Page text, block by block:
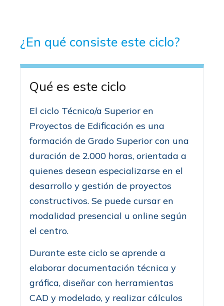
¿En qué consiste este ciclo?
Qué es este ciclo
El ciclo Técnico/a Superior en
Proyectos de Edificación es una
formación de Grado Superior con una
duración de 2.000 horas, orientada a
quienes desean especializarse en el
desarrollo y gestión de proyectos
constructivos. Se puede cursar en
modalidad presencial u online según
el centro.
Durante este ciclo se aprende a
elaborar documentación técnica y
gráfica, diseñar con herramientas
CAD y modelado, y realizar cálculos